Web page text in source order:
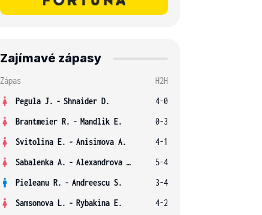
Zajímavé zápasy
Zápas
H2H
Pegula J. - Shnaider D.
4-0
Brantmeier R. - Mandlik E.
0-3
Svitolina E. - Anisimova A.
4-1
Sabalenka A. - Alexandrova E.
5-4
Pieleanu R. - Andreescu S.
3-4
Samsonova L. - Rybakina E. 4-2